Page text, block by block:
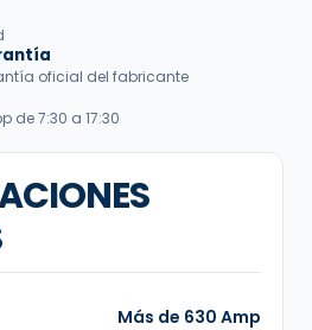
oficial del fabricante
de 7:30 a 17:30
Más de 630 Amp